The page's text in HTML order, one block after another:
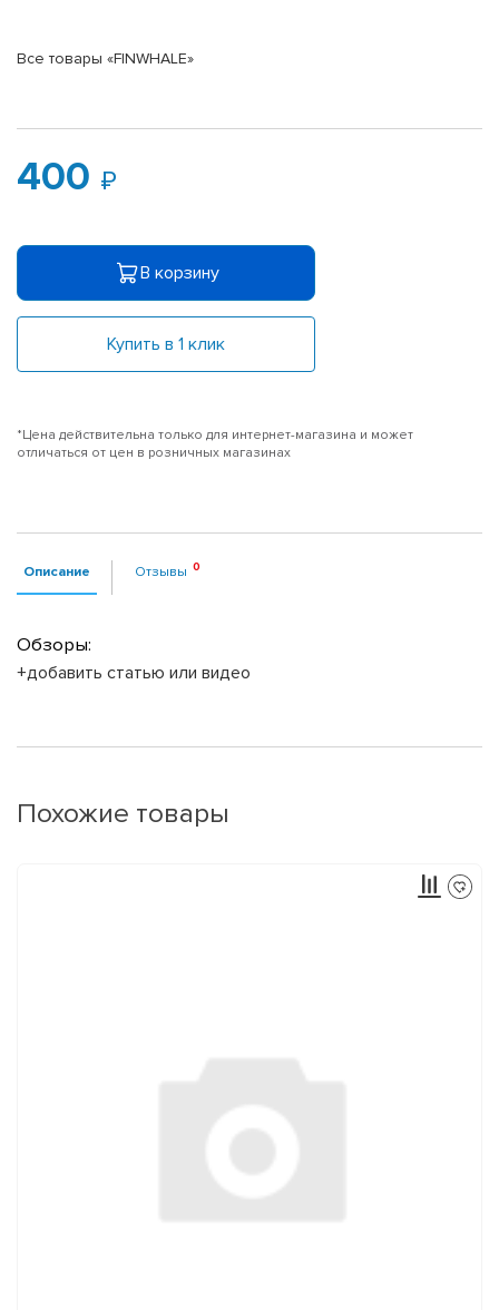
Все товары «FINWHALE»
400
В корзину
Купить в 1 клик
*Цена действительна только для интернет-магазина и может
отличаться от цен в розничных магазинах
Описание Отзывы
Обзоры:
+добавить статью или видео
Похожие товары